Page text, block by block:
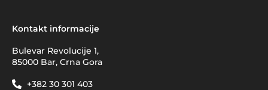
Kontakt informacije
Bulevar Revolucije 1,
85000 Bar, Crna Gora
+382 30 301 403